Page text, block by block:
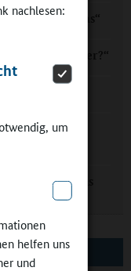
nachlesen:
um
helfen uns
und
Brennglas“
1,5 Meter?“
Alzey-Worms